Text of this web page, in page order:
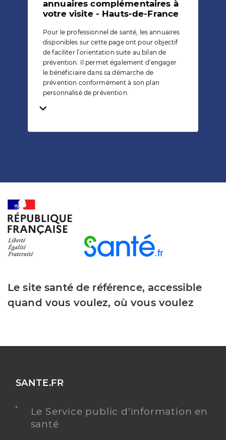
annuaires complémentaires à
votre visite - Hauts-de-France
Pour le professionnel de santé, les annuaires
disponibles sur cette page ont pour objectif
de faciliter l’orientation suite au bilan de
prévention. Il permet également d’engager
le bénéficiaire dans sa démarche de
prévention conformément à son plan
personnalisé de prévention.
Temps de lecture
Le site santé de référence, accessible
quand vous voulez, où vous voulez
SANTE.FR
Le Service public d'information en
santé